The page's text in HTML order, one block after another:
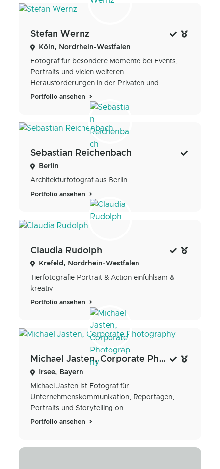
Stefan Wernz
Köln, Nordrhein-Westfalen
Fotograf für besondere Momente bei Events,
Portraits und vielen weiteren
Herausforderungen in der Privaten und...
Portfolio ansehen
Sebastian Reichenbach
Berlin
Architekturfotograf aus Berlin.
Portfolio ansehen
Claudia Rudolph
Krefeld, Nordrhein-Westfalen
Tierfotografie Portrait & Action einfühlsam &
kreativ
Portfolio ansehen
Michael Jasten, Corporate Photography
Irsee, Bayern
Michael Jasten ist Fotograf für
Unternehmenskommunikation, Reportagen,
Portraits und Storytelling on...
Portfolio ansehen